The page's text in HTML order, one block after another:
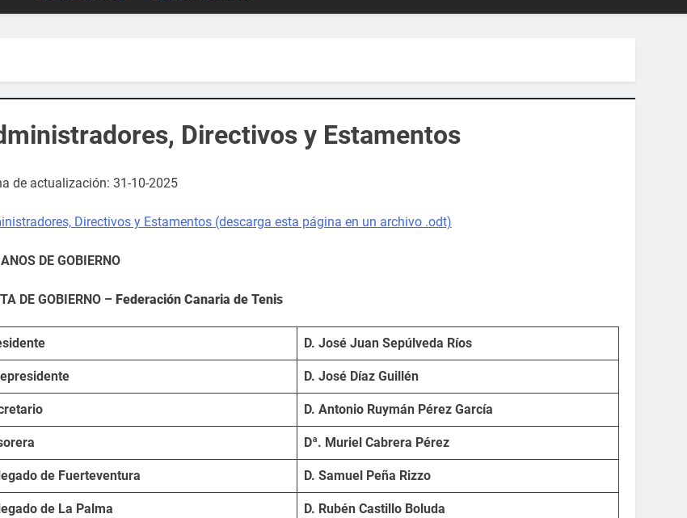
Directivos y Estamentos
de actualización: 31-10-2025
Directivos y Estamentos (descarga esta página en un archivo .odt)
DE GOBIERNO
DE GOBIERNO – Federación Canaria de Tenis
D. José Juan Sepúlveda Ríos
D. José Díaz Guillén
D. Antonio Ruymán Pérez García
Dª. Muriel Cabrera Pérez
de Fuerteventura D. Samuel Peña Rizzo
de La Palma D. Rubén Castillo Boluda